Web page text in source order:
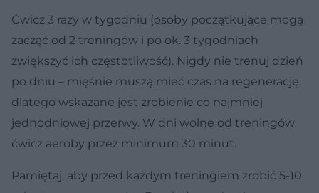
Ćwicz 3 razy w tygodniu (osoby początkujące mogą
zacząć od 2 treningów i po ok. 3 tygodniach
zwiększyć ich częstotliwość). Nigdy nie trenuj dzień
po dniu – mięśnie muszą mieć czas na regenerację,
dlatego wskazane jest zrobienie co najmniej
jednodniowej przerwy. W dni wolne od treningów
ćwicz aeroby przez minimum 30 minut.
Pamiętaj, aby przed każdym treningiem zrobić 5-10